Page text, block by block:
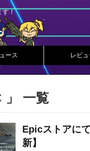
す！
ース レビ
」 一覧
Epicストアに
新】